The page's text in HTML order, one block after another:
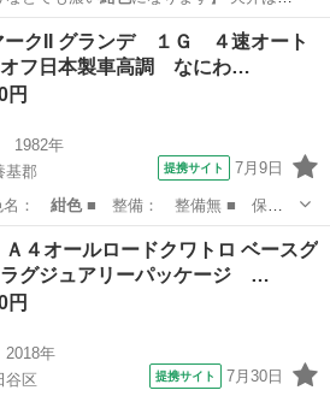
その他
ークII グランデ １Ｇ ４速オート
フ日本製車高調 なにわ…
円
1982年
基郡
提携サイト 7月9日
名： 紺色■ 整備： 整備無 ■ 保
Ａ４オールロードクワトロ ベースグ
グジュアリーパッケージ …
円
2018年
谷区
提携サイト 7月30日